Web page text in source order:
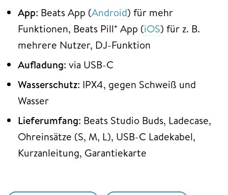
App: Beats App (Android) für mehr
Funktionen, Beats Pill⁺ App (iOS) für z. B.
mehrere Nutzer, DJ-Funktion
Aufladung: via USB-C
Wasserschutz: IPX4, gegen Schweiß und
Wasser
Lieferumfang: Beats Studio Buds, Ladecase,
Ohreinsätze (S, M, L), USB-C Ladekabel,
Kurzanleitung, Garantiekarte